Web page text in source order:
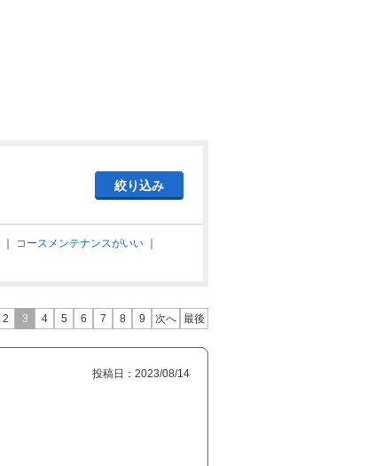
コースメンテナンスがいい
2 3 4 5 6 7 8 9 次へ 最後
投稿日：2023/08/14